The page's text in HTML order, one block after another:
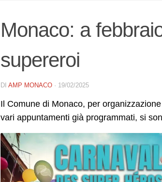
Monaco: a
supereroi
DI AMP MONACO · 19/02/2025
Il Comune di Monaco, per
vari appuntamenti già programmati, si